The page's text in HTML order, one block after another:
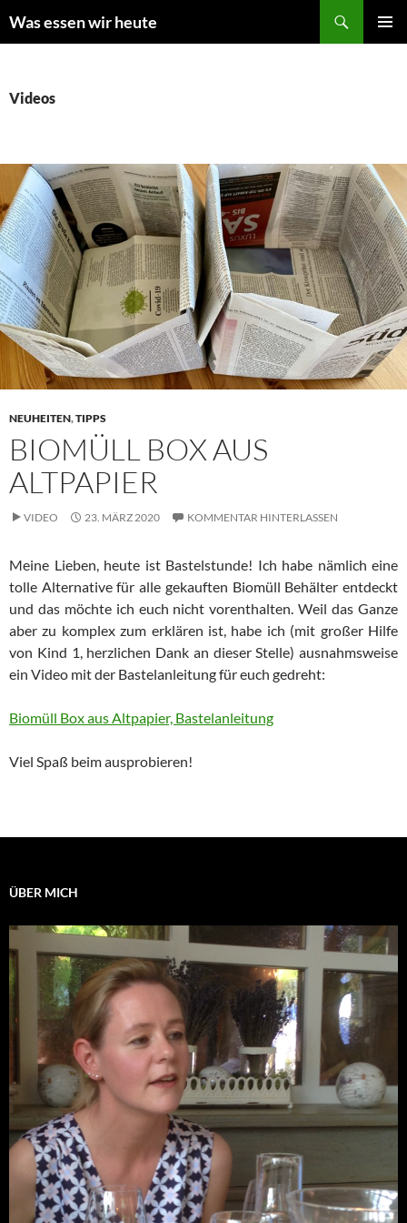
Inhalt
Was essen wir heute
Videos
NEUHEITEN,TIPPS
BIOMÜLL BOX AUS
ALTPAPIER
VIDEO 23. MÄRZ 2020 KOMMENTAR HINTERLASSEN
Meine Lieben, heute ist Bastelstunde! Ich habe nämlich eine
tolle Alternative für alle gekauften Biomüll Behälter entdeckt
und das möchte ich euch nicht vorenthalten. Weil das Ganze
aber zu komplex zum erklären ist, habe ich (mit großer Hilfe
von Kind 1, herzlichen Dank an dieser Stelle) ausnahmsweise
ein Video mit der Bastelanleitung für euch gedreht:
Biomüll Box aus Altpapier, Bastelanleitung
Viel Spaß beim ausprobieren!
ÜBER MICH